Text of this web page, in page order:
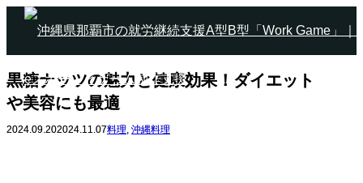
黒糖ナッツの魅力と健康効果！ダイエット
や美容にも最適
2024.09.202024.11.07料理 沖縄料理